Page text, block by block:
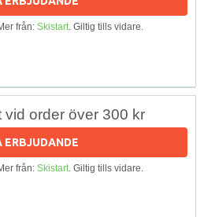
från: Skistart. Giltig tills vidare.
vid order över 300 kr
ERBJUDANDE
från: Skistart. Giltig tills vidare.